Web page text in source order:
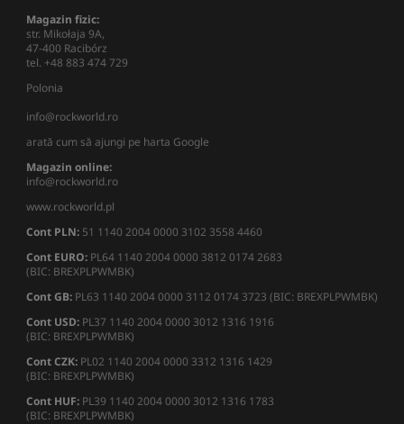
Magazin fizic:
str. Mikołaja 9A,
47-400 Racibórz
tel. +48 883 474 729
Polonia
info@rockworld.ro
arată cum să ajungi pe harta Google
Magazin online:
info@rockworld.ro
www.rockworld.pl
Cont PLN: 51 1140 2004 0000 3102 3558 4460
Cont EURO: PL64 1140 2004 0000 3812 0174 2683
(BIC: BREXPLPWMBK)
Cont GB: PL63 1140 2004 0000 3112 0174 3723 (BIC: BREXPLPWMBK)
Cont USD: PL37 1140 2004 0000 3012 1316 1916
(BIC: BREXPLPWMBK)
Cont CZK: PL02 1140 2004 0000 3312 1316 1429
(BIC: BREXPLPWMBK)
Cont HUF: PL39 1140 2004 0000 3012 1316 1783
(BIC: BREXPLPWMBK)